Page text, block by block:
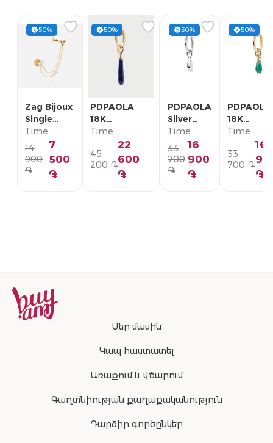
50%
Zag Bijoux
Single
Earring/
SLA22993-
01WHT
Time
14
900
֏
7
500
֏
50%
PDPAOLA
18K
Позолоченная
Серебряная
Моно-серьга/
PG01-336-U
Time
45
200 ֏
22
600
֏
50%
PDPAOLA
Silver
Single
Earring/
PG02-
092-U
Time
33
700
֏
16
900
֏
50%
PDPAOLA
18K
Моно-
PG01-
Time
33
700 ֏
16
֏
Մեր մասին
Կապ հաստատել
Առաքում և վճարում
Գաղտնիության քաղաքականություն
Դարձիր գործընկեր